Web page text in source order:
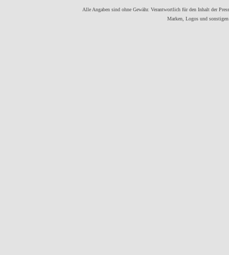
Alle Angaben sind ohne Gewähr. Verantwortlich für den Inhalt der
Marken, Logos und